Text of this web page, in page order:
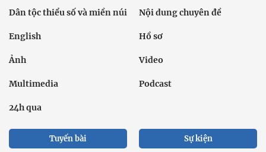
Dân tộc thiểu số và miền núi Nội dung chuyên đề
English Hồ sơ
Ảnh Video
Multimedia Podcast
24h qua
Tuyến bài Sự kiện